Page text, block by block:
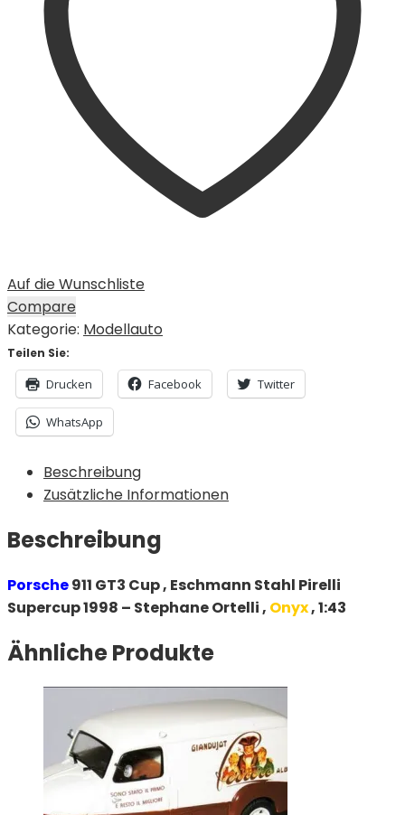
Auf die Wunschliste
Compare
Kategorie: Modellauto
Teilen Sie:
Drucken Facebook Twitter
WhatsApp
Beschreibung
Zusätzliche Informationen
Beschreibung
Porsche911 GT3 Cup , Eschmann Stahl Pirelli
Supercup 1998 – Stephane Ortelli , Onyx, 1:43
Ähnliche Produkte